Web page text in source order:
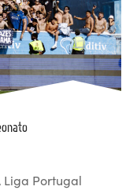
Liga Portugal